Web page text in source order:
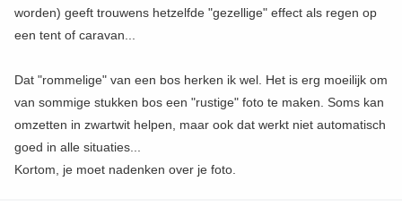
worden) geeft trouwens hetzelfde "gezellige" effect als regen op
een tent of caravan...
Dat "rommelige" van een bos herken ik wel. Het is erg moeilijk om
van sommige stukken bos een "rustige" foto te maken. Soms kan
omzetten in zwartwit helpen, maar ook dat werkt niet automatisch
goed in alle situaties...
Kortom, je moet nadenken over je foto.